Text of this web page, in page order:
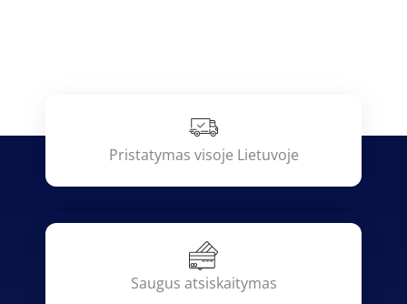
Pristatymas visoje Lietuvoje
Saugus atsiskaitymas